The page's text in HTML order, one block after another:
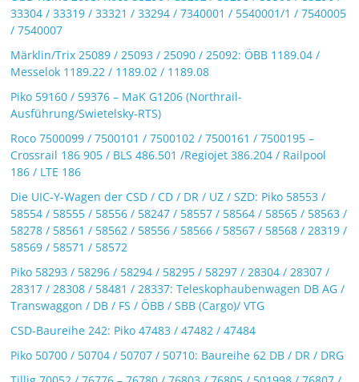
33304 / 33319 / 33321 / 33294 / 7340001 / 5540001/1 / 7540005
/ 7540007
Märklin/Trix 25089 / 25093 / 25090 / 25092: ÖBB 1189.04 /
Messelok 1189.22 / 1189.02 / 1189.08
Piko 59160 / 59376 – MaK G1206 (Northrail-
Ausführung/Swietelsky-RTS)
Roco 7500099 / 7500101 / 7500102 / 7500161 / 7500195 –
Crossrail 186 905 / BLS 486.501 /Regiojet 386.204 / Railpool
186 / LTE 186
Die UIC-Y-Wagen der CSD / CD / DR / UZ / SZD: Piko 58553 /
58554 / 58555 / 58556 / 58247 / 58557 / 58564 / 58565 / 58563 /
58278 / 58561 / 58562 / 58556 / 58566 / 58567 / 58568 / 28319 /
58569 / 58571 / 58572
Piko 58293 / 58296 / 58294 / 58295 / 58297 / 28304 / 28307 /
28317 / 28308 / 58481 / 28337: Teleskophaubenwagen DB AG /
Transwaggon / DB / FS / ÖBB / SBB (Cargo)/ VTG
CSD-Baureihe 242: Piko 47483 / 47482 / 47484
Piko 50700 / 50704 / 50707 / 50710: Baureihe 62 DB / DR / DRG